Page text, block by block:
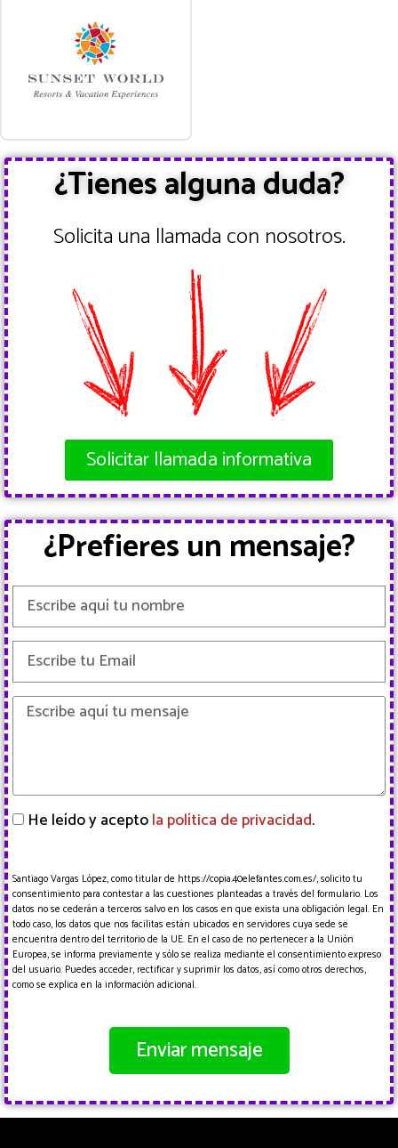
¿Tienes alguna duda?
Solicita una llamada con nosotros.
Solicitar llamada informativa
¿Prefieres un mensaje?
He leído y aceptola política de privacidad.
Santiago Vargas López, como titular de https://copia.40elefantes.com.es/, solicito tu
consentimiento para contestar a las cuestiones planteadas a través del formulario. Los
datos no se cederán a terceros salvo en los casos en que exista una obligación legal. En
todo caso, los datos que nos facilitas están ubicados en servidores cuya sede se
encuentra dentro del territorio de la UE. En el caso de no pertenecer a la Unión
Europea, se informa previamente y sólo se realiza mediante el consentimiento expreso
del usuario. Puedes acceder, rectificar y suprimir los datos, así como otros derechos,
como se explica en la información adicional.
Enviar mensaje